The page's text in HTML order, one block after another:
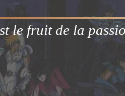
le fruit de la